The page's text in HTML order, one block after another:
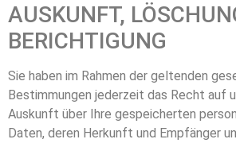
AUSKUNFT,
BERICHTIGUNG
Sie haben im Rahmen der geltenden
Bestimmungen jederzeit das Recht auf
Auskunft über Ihre gespeicherten
Daten, deren Herkunft und Empfänger